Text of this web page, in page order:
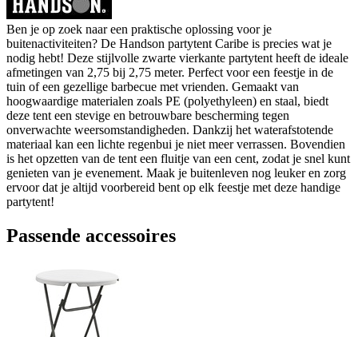
Ben je op zoek naar een praktische oplossing voor je
buitenactiviteiten? De Handson partytent Caribe is precies wat je
nodig hebt! Deze stijlvolle zwarte vierkante partytent heeft de ideale
afmetingen van 2,75 bij 2,75 meter. Perfect voor een feestje in de
tuin of een gezellige barbecue met vrienden. Gemaakt van
hoogwaardige materialen zoals PE (polyethyleen) en staal, biedt
deze tent een stevige en betrouwbare bescherming tegen
onverwachte weersomstandigheden. Dankzij het waterafstotende
materiaal kan een lichte regenbui je niet meer verrassen. Bovendien
is het opzetten van de tent een fluitje van een cent, zodat je snel kunt
genieten van je evenement. Maak je buitenleven nog leuker en zorg
ervoor dat je altijd voorbereid bent op elk feestje met deze handige
partytent!
Passende accessoires